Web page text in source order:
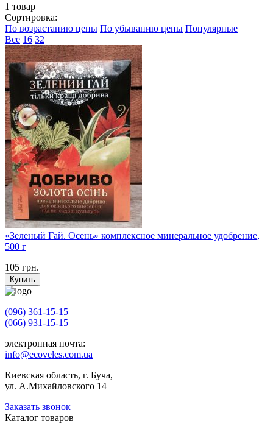
1 товар
Сортировка:
По возрастанию цены По убыванию цены Популярные
Все 16 32
«Зеленый Гай. Осень» комплексное минеральное удобрение,
500 г
105 грн.
Купить
(096) 361-15-15
(066) 931-15-15
электронная почта:
info@ecoveles.com.ua
Киевская область, г. Буча,
ул. А.Михайловского 14
Заказать звонок
Каталог товаров